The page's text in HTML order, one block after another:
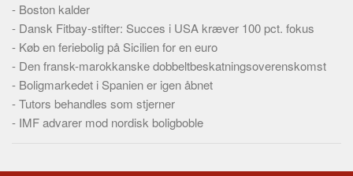
- Boston kalder
- Dansk Fitbay-stifter: Succes i USA kræver 100 pct. fokus
- Køb en feriebolig på Sicilien for en euro
- Den fransk-marokkanske dobbeltbeskatningsoverenskomst
- Boligmarkedet i Spanien er igen åbnet
-Tutors behandles som stjerner
- IMF advarer mod nordisk boligboble